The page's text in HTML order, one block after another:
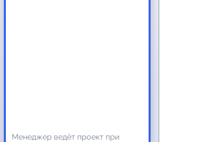
Менеджер ведёт проект при